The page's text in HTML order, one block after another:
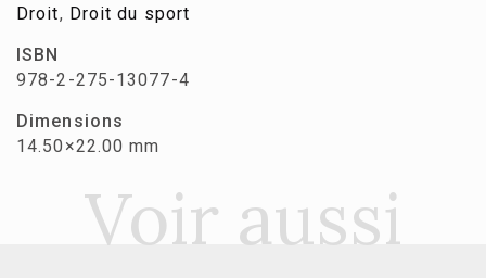
Droit, Droit du sport
ISBN
978-2-275-13077-4
Dimensions
14.50×22.00 mm
Voir aussi